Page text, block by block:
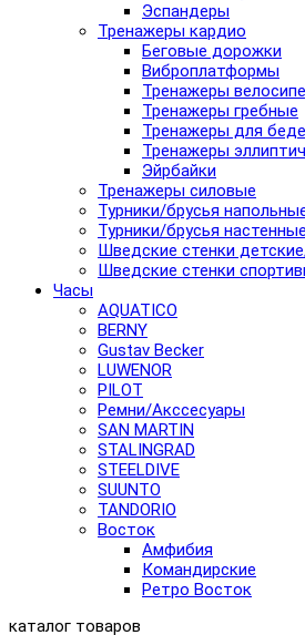
Эспандеры
Тренажеры кардио
Беговые дорожки
Виброплатформы
Тренажеры
Тренажеры гребные
Тренажеры для
Тренажеры
Эйрбайки
Тренажеры силовые
Турники/брусья
Турники/брусья
Шведские стенки
Шведские стенки
Часы
AQUATICO
BERNY
Gustav Becker
LUWENOR
PILOT
Pемни/Акссесуары
SAN MARTIN
STALINGRAD
STEELDIVE
SUUNTO
TANDORIO
Восток
Амфибия
Командирские
Ретро Восток
каталог товаров